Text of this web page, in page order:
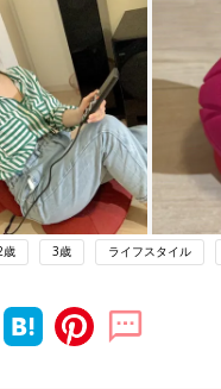
歳 3歳 ライフスタイル